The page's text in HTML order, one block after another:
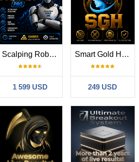
Scalping Robot Pro MT5
1 599 USD
Smart Gold Hunter
249 USD